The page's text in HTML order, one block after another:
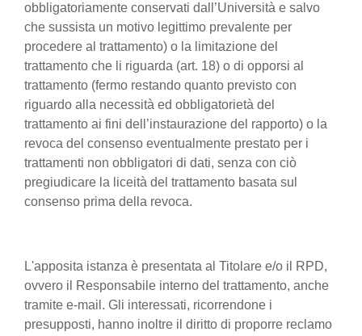
obbligatoriamente conservati dall’Università e salvo
che sussista un motivo legittimo prevalente per
procedere al trattamento) o la limitazione del
trattamento che li riguarda (art. 18) o di opporsi al
trattamento (fermo restando quanto previsto con
riguardo alla necessità ed obbligatorietà del
trattamento ai fini dell’instaurazione del rapporto) o la
revoca del consenso eventualmente prestato per i
trattamenti non obbligatori di dati, senza con ciò
pregiudicare la liceità del trattamento basata sul
consenso prima della revoca.
L'apposita istanza è presentata al Titolare e/o il RPD,
ovvero il Responsabile interno del trattamento, anche
tramite e-mail. Gli interessati, ricorrendone i
presupposti, hanno inoltre il diritto di proporre reclamo